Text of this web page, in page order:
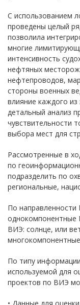
С использованием
проведены целый
позволила
многие
интенсивность
нефтяных
нефтепроводов,
стороны военных
влияние каждого
детальный анализ
чувствительности
выбора мест для
Рассмотренные в
по
подразделить по
региональные,
По
однокомпонентные
ВИЭ: солнце, или
По типу
используемой для
проектов по ВИЭ